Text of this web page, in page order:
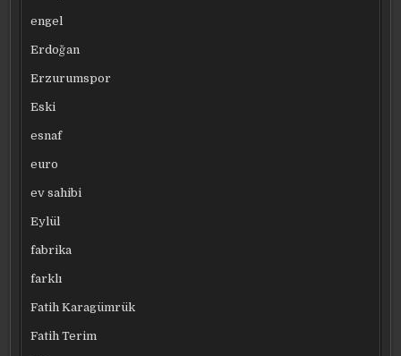
engel
Erdoğan
Erzurumspor
Eski
esnaf
euro
ev sahibi
Eylül
fabrika
farklı
Fatih Karagümrük
Fatih Terim